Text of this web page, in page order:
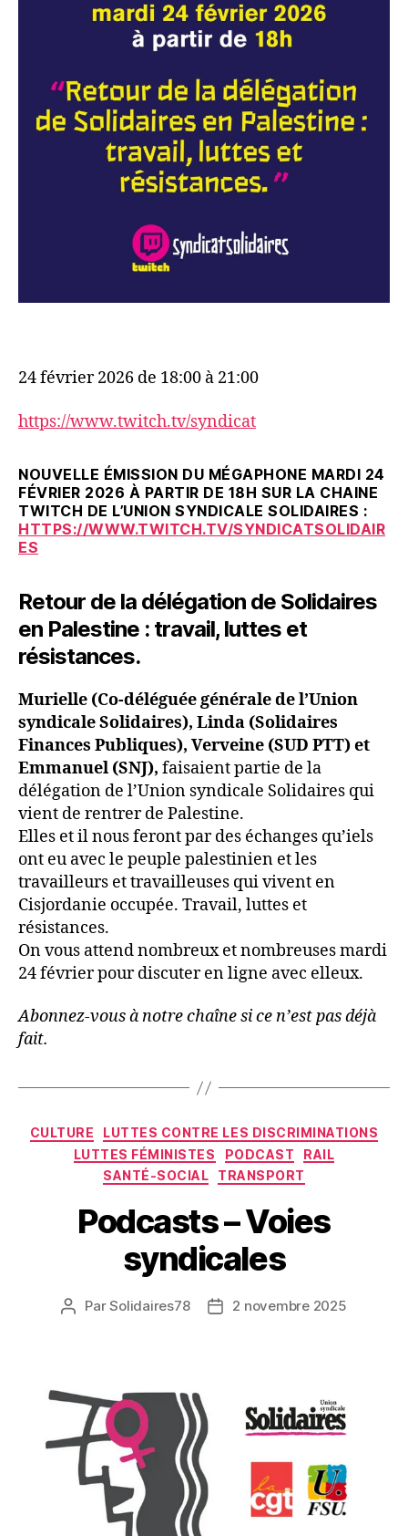
24 février 2026 de 18:00 à 21:00
https://www.twitch.tv/syndicat
NOUVELLE ÉMISSION DU MÉGAPHONE MARDI 24
FÉVRIER 2026 À PARTIR DE 18H SUR LA CHAINE
TWITCH DE L’UNION SYNDICALE SOLIDAIRES :
HTTPS://WWW.TWITCH.TV/SYNDICATSOLIDAIR
ES
Retour de la délégation de Solidaires
en Palestine : travail, luttes et
résistances.
Murielle (Co-déléguée générale de l’Union
syndicale Solidaires), Linda (Solidaires
Finances Publiques), Verveine (SUD PTT) et
Emmanuel (SNJ), faisaient partie de la
délégation de l’Union syndicale Solidaires qui
vient de rentrer de Palestine.
Elles et il nous feront par des échanges qu’iels
ont eu avec le peuple palestinien et les
travailleurs et travailleuses qui vivent en
Cisjordanie occupée. Travail, luttes et
résistances.
On vous attend nombreux et nombreuses mardi
24 février pour discuter en ligne avec elleux.
Abonnez-vous à notre chaîne si ce n’est pas déjà
fait.
Catégories
CULTURE
LUTTES CONTRE LES DISCRIMINATIONS
LUTTES FÉMINISTES
PODCAST
RAIL
SANTÉ-SOCIAL
TRANSPORT
Podcasts – Voies
syndicales
Auteur
ParSolidaires78
Date2 novembre 2025